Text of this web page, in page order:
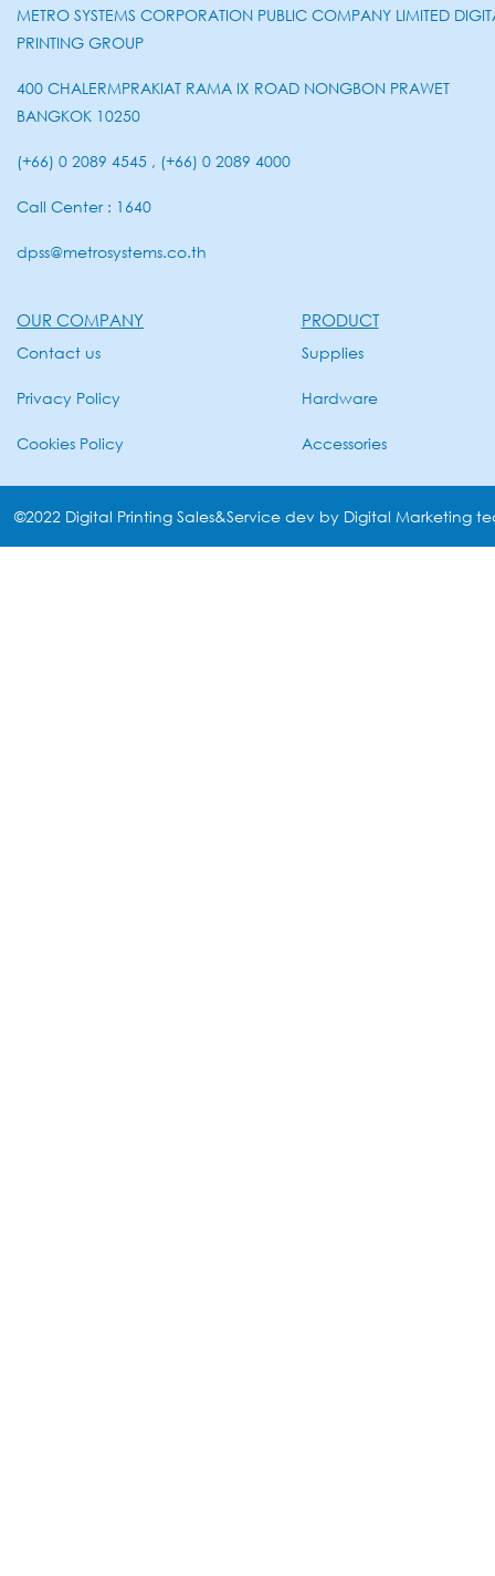
METRO SYSTEMS CORPORATION PUBLIC COMPANY LIMITED
PRINTING GROUP
400 CHALERMPRAKIAT RAMA IX ROAD NONGBON PRAWET
BANGKOK 10250
(+66) 0 2089 4545 , (+66) 0 2089 4000
Call Center : 1640
dpss@metrosystems.co.th
OUR COMPANY
Contact us
Privacy Policy
Cookies Policy
PRODUCT
Supplies
Hardware
Accessories
©2022 Digital Printing Sales&Service dev by Digital Marketing